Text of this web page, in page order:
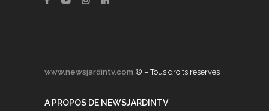
www.newsjardintv.com © – Tous droits réservés
A PROPOS DE NEWSJARDINTV